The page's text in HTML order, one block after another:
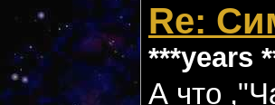
Re:
***years
А что